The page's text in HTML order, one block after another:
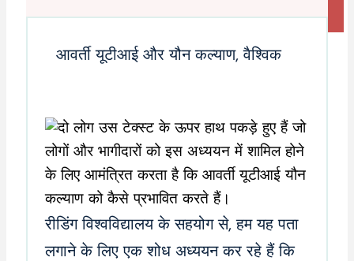
आवर्ती यूटीआई और यौन कल्याण, वैश्विक
रीडिंग विश्वविद्यालय के सहयोग से, हम यह पता
लगाने के लिए एक शोध अध्ययन कर रहे हैं कि